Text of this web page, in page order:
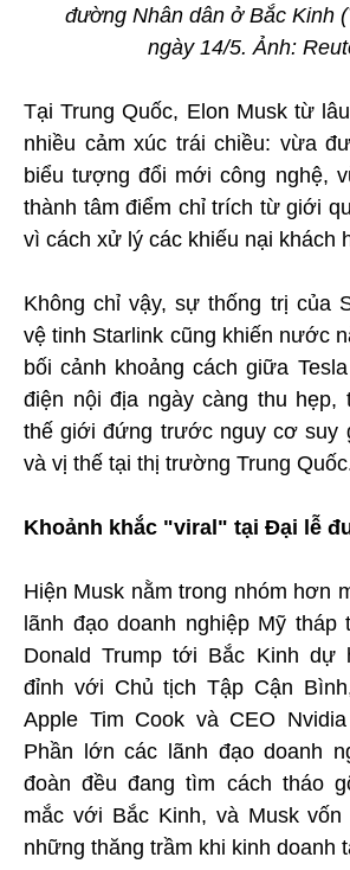
đường Nhân dân ở Bắc Kinh
ngày 14/5. Ảnh:
Tại Trung Quốc, Elon Musk từ
nhiều cảm xúc trái chiều: vừa
biểu tượng đổi mới công nghệ,
thành tâm điểm chỉ trích từ giới
vì cách xử lý các khiếu nại khách
Không chỉ vậy, sự thống trị của
vệ tinh Starlink cũng khiến nước
bối cảnh khoảng cách giữa
điện nội địa ngày càng thu hẹp,
thế giới đứng trước nguy cơ suy
và vị thế tại thị trường Trung
Khoảnh khắc "viral" tại Đại lễ
Hiện Musk nằm trong nhóm hơn
lãnh đạo doanh nghiệp Mỹ tháp
Donald Trump tới Bắc Kinh dự
đỉnh với Chủ tịch Tập Cận
Apple Tim Cook và CEO
Phần lớn các lãnh đạo doanh
đoàn đều đang tìm cách tháo
mắc với Bắc Kinh, và Musk
những thăng trầm khi kinh doanh